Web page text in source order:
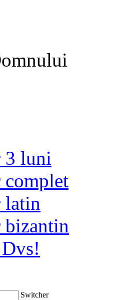
3 luni
complet
latin
bizantin
Switcher